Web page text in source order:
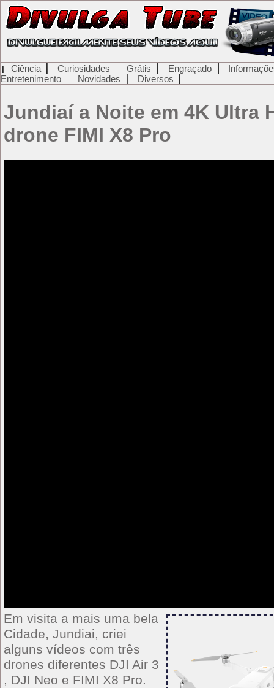
Ciência Curiosidades Grátis Engraçado
Entretenimento
Novidades Diversos
Jundiaí a Noite em 4K Ultra
drone FIMI X8 Pro
Em visita a mais uma bela
Cidade, Jundiai, criei
alguns vídeos com três
drones diferentes DJI Air 3
, DJI Neo e FIMI X8 Pro.